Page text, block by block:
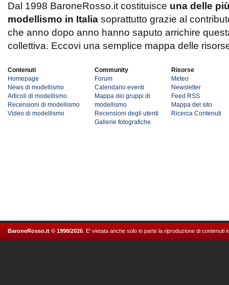
Dal 1998 BaroneRosso.it costituisce una delle
modellismo in Italia soprattutto grazie al
che anno dopo anno hanno saputo arrichire
collettiva. Eccovi una semplice mappa delle
Contenuti
Homepage
News di modellismo
Articoli di modellismo
Recensioni di modellismo
Video di modellismo
Community
Forum
Calendario eventi
Mappa dei gruppi di
modellismo
Recensioni degli utenti
Gallerie fotografiche
Risorse
Meteo
Newsletter
Feed RSS
Mappa del sito
Ricerca Contenuti
BaroneRosso.it © 1998/2026 . E' vietata anche solo in parte la riproduzione di contenuti